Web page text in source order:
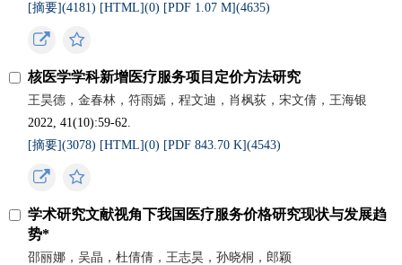
[摘要](4181) [HTML](0) [PDF 1.07 M](4635)
核医学学科新增医疗服务项目定价方法研究
王昊德，金春林，符雨嫣，程文迪，肖枫荻，宋文倩，王海银
2022, 41(10):59-62.
[摘要](3078) [HTML](0) [PDF 843.70 K](4543)
学术研究文献视角下我国医疗服务价格研究现状与发展趋
势*
邵丽娜，吴晶，杜倩倩，王志昊，孙晓桐，郎颖